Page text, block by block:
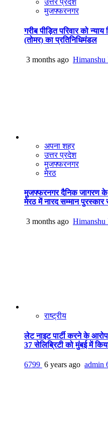
उत्तर प्रदेश
मुजफ्फरनगर
गरीब पीड़ित परिवार को
(तोमर) का प्रतिनिधिमंडल
3 months ago Himanshu
अपना शहर
उत्तर प्रदेश
मुजफ्फरनगर
मेरठ
मुजफ्फरनगर दैनिक जागरण के
मेरठ में नारद सम्मान पुरस्कार
3 months ago Himanshu
राष्ट्रीय
लेट नाइट पार्टी करने के
37 सेलिब्रिटी को मुंबई में
6799 6 years ago admin